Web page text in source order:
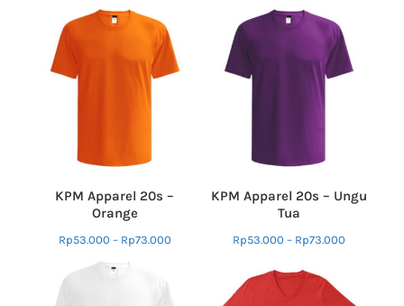
KPM Apparel 20s –
Orange
Rp53.000 – Rp73.000
KPM Apparel 20s – Ungu
Tua
Rp53.000 – Rp73.000